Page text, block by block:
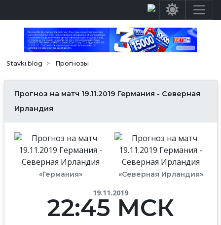
Stavki.blog Прогнозы
Прогноз на матч 19.11.2019 Германия - Северная
Ирландия
«Германия»
19.11.2019
22:45 МСК
«Северная Ирландия»